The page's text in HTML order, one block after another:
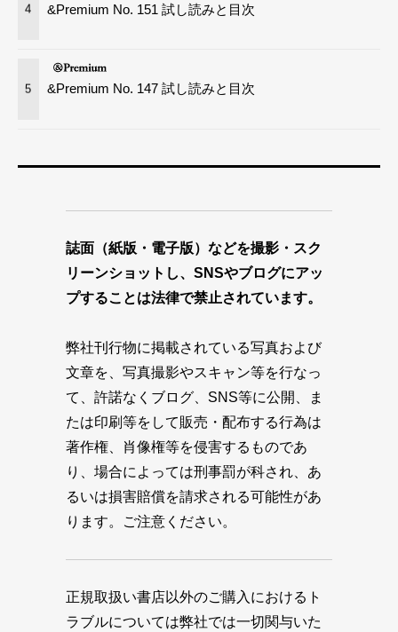
4 &Premium No. 151 試し読みと目次
5 &Premium No. 147 試し読みと目次
誌面（紙版・電子版）などを撮影・スク
リーンショットし、SNSやブログにアッ
プすることは法律で禁止されています。
弊社刊行物に掲載されている写真および
文章を、写真撮影やスキャン等を行なっ
て、許諾なくブログ、SNS等に公開、ま
たは印刷等をして販売・配布する行為は
著作権、肖像権等を侵害するものであ
り、場合によっては刑事罰が科され、あ
るいは損害賠償を請求される可能性があ
ります。ご注意ください。
正規取扱い書店以外のご購入におけるト
ラブルについては弊社では一切関与いた